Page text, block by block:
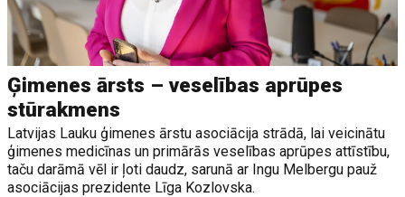
Ģimenes ārsts – veselības aprūpes
stūrakmens
Latvijas Lauku ģimenes ārstu asociācija strādā, lai veicinātu
ģimenes medicīnas un primārās veselības aprūpes attīstību,
taču darāmā vēl ir ļoti daudz, sarunā ar Ingu Melbergu pauž
asociācijas prezidente Līga Kozlovska.